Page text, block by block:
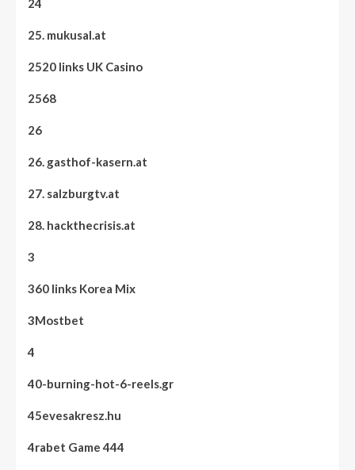
24
25. mukusal.at
2520 links UK Casino
2568
26
26. gasthof-kasern.at
27. salzburgtv.at
28. hackthecrisis.at
3
360 links Korea Mix
3Mostbet
4
40-burning-hot-6-reels.gr
45evesakresz.hu
4rabet Game 444